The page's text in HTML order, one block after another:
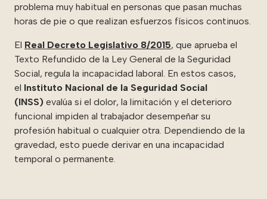
problema muy habitual en personas que pasan muchas
horas de pie o que realizan esfuerzos físicos continuos.
El Real Decreto Legislativo 8/2015, que aprueba el
Texto Refundido de la Ley General de la Seguridad
Social, regula la incapacidad laboral. En estos casos,
el Instituto Nacional de la Seguridad Social
(INSS) evalúa si el dolor, la limitación y el deterioro
funcional impiden al trabajador desempeñar su
profesión habitual o cualquier otra. Dependiendo de la
gravedad, esto puede derivar en una incapacidad
temporal o permanente.